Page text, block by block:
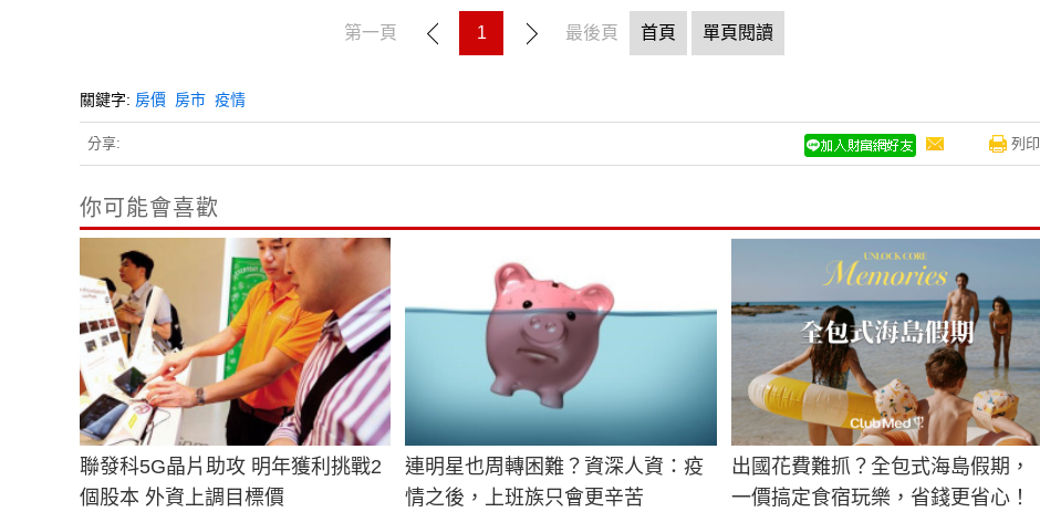
第一頁 1 最後頁 首頁 單頁閱讀
關鍵字: 房價 房市 疫情
分享: 列印
你可能會喜歡
聯發科5G晶片助攻 明年獲利挑戰2
個股本 外資上調目標價
連明星也周轉困難？資深人資：疫
情之後，上班族只會更辛苦
出國花費難抓？全包式海島假期，
一價搞定食宿玩樂，省錢更省心！